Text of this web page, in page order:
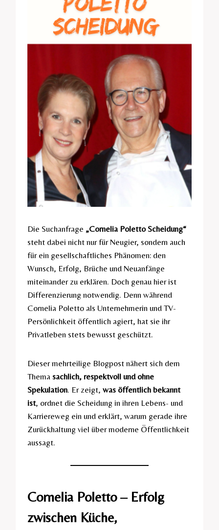
Die Suchanfrage „Cornelia Poletto Scheidung“
steht dabei nicht nur für Neugier, sondern auch
für ein gesellschaftliches Phänomen: den
Wunsch, Erfolg, Brüche und Neuanfänge
miteinander zu erklären. Doch genau hier ist
Differenzierung notwendig. Denn während
Cornelia Poletto als Unternehmerin und TV-
Persönlichkeit öffentlich agiert, hat sie ihr
Privatleben stets bewusst geschützt.
Dieser mehrteilige Blogpost nähert sich dem
Thema sachlich, respektvoll und ohne
Spekulation. Er zeigt, was öffentlich bekannt
ist, ordnet die Scheidung in ihren Lebens- und
Karriereweg ein und erklärt, warum gerade ihre
Zurückhaltung viel über moderne Öffentlichkeit
aussagt.
Cornelia Poletto – Erfolg
zwischen Küche,